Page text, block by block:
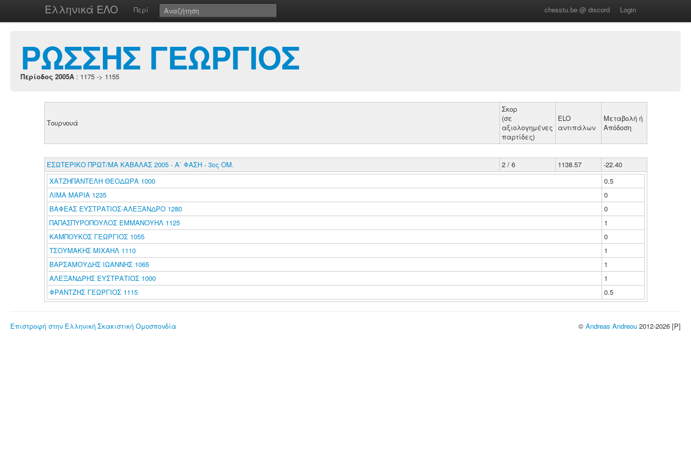
Ελληνικά ΕΛΟ Περί chesstu.be @ discord Login
ΡΩΣΣΗΣ ΓΕΩΡΓΙΟΣ
Περίοδος 2005A : 1175 -> 1155
Τουρνουά
Σκορ
(σε
αξιολογημένες
παρτίδες)
ELO
αντιπάλων
Μεταβολή ή
Απόδοση
ΕΣΩΤΕΡΙΚΟ ΠΡΩΤ/ΜΑ ΚΑΒΑΛΑΣ 2005 - Α΄ ΦΑΣΗ - 3ος ΟΜ. 2 / 6 1138.57
-22.40
ΧΑΤΖΗΠΑΝΤΕΛΗ ΘΕΟΔΩΡΑ 1000
0.5
ΛΙΜΑ ΜΑΡΙΑ 1235
0
ΒΑΦΕΑΣ ΕΥΣΤΡΑΤΙΟΣ-ΑΛΕΞΑΝΔΡΟ 1280
0
ΠΑΠΑΣΠΥΡΟΠΟΥΛΟΣ ΕΜΜΑΝΟΥΗΛ 1125
1
ΚΑΜΠΟΥΚΟΣ ΓΕΩΡΓΙΟΣ 1055
0
ΤΣΟΥΜΑΚΗΣ ΜΙΧΑΗΛ 1110
1
ΒΑΡΣΑΜΟΥΔΗΣ ΙΩΑΝΝΗΣ 1065
1
ΑΛΕΞΑΝΔΡΗΣ ΕΥΣΤΡΑΤΙΟΣ 1000
1
ΦΡΑΝΤΖΗΣ ΓΕΩΡΓΙΟΣ 1115
0.5
Επιστροφή στην Ελληνική Σκακιστική Ομοσπονδία © Andreas Andreou 2012-2026 [P]